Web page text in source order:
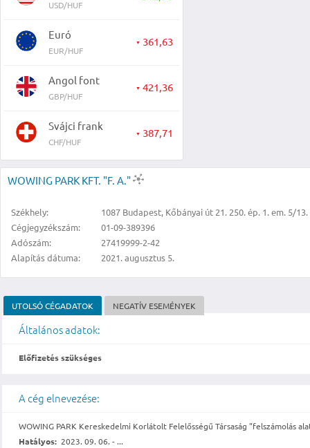
USD/HUF
Euró
EUR/HUF
▼ 361,63
Angol font
GBP/HUF
▼ 421,36
Svájci frank
CHF/HUF
▼ 387,71
WOWING PARK KFT. "F. A."
Székhely:
1087 Budapest, Kőbányai út 21. 250. ép. 1. em. 5/
Cégjegyzékszám:
01-09-389396
Adószám:
27419999-2-42
Alapítás dátuma:
2021. augusztus 5.
UTOLSÓ CÉGADATOK NEGATÍV ESEMÉNYEK
Általános adatok:
Előfizetés szükséges
A cég elnevezése:
WOWING PARK Kereskedelmi Korlátolt Felelősségű Társaság "felszámolás
Hatályos: 2023. 09. 06. - ...